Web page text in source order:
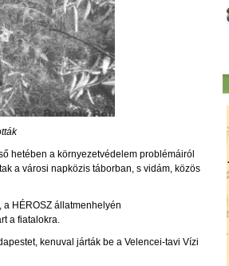
hetében a környezetvédelem problémáiról
a városi napközis táborban, s vidám, közös
a HÉROSZ állatmenhelyén
a fiatalokra.
kenuval járták be a Velencei-tavi Vízi